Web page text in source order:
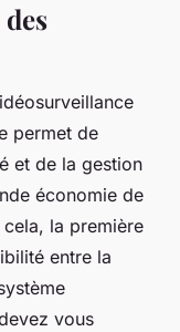
permet de
et de la gestion
économie de
cela, la première
entre la
vous